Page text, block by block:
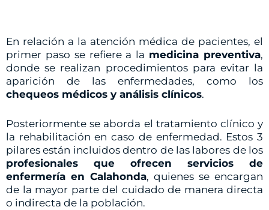
En relación a la atención médica de pacientes, el
primer paso se refiere a la medicina preventiva,
donde se realizan procedimientos para evitar la
aparición de las enfermedades, como los
chequeos médicos y análisis clínicos.
Posteriormente se aborda el tratamiento clínico y
la rehabilitación en caso de enfermedad. Estos 3
pilares están incluidos dentro de las labores de los
profesionales que ofrecen servicios de
enfermería en Calahonda, quienes se encargan
de la mayor parte del cuidado de manera directa
o indirecta de la población.